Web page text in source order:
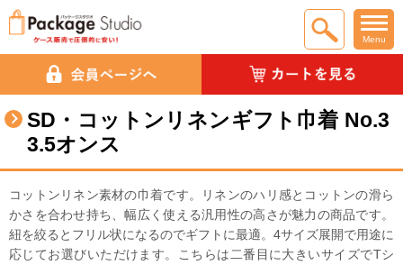
Menu
SD・コットンリネンギフト巾着 No.3
3.5オンス
コットンリネン素材の巾着です。リネンのハリ感とコットンの滑ら
かさを合わせ持ち、幅広く使える汎用性の高さが魅力の商品です。
紐を絞るとフリル状になるのでギフトに最適。4サイズ展開で用途に
応じてお選びいただけます。こちらは二番目に大きいサイズでTシ